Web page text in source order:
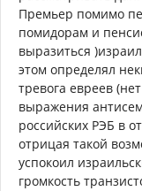
Премьер помимо
помидорам и
выразиться
этом определял
тревога евреев
выражения
российских РЭБ в
отрицая такой
успокоил
громкость